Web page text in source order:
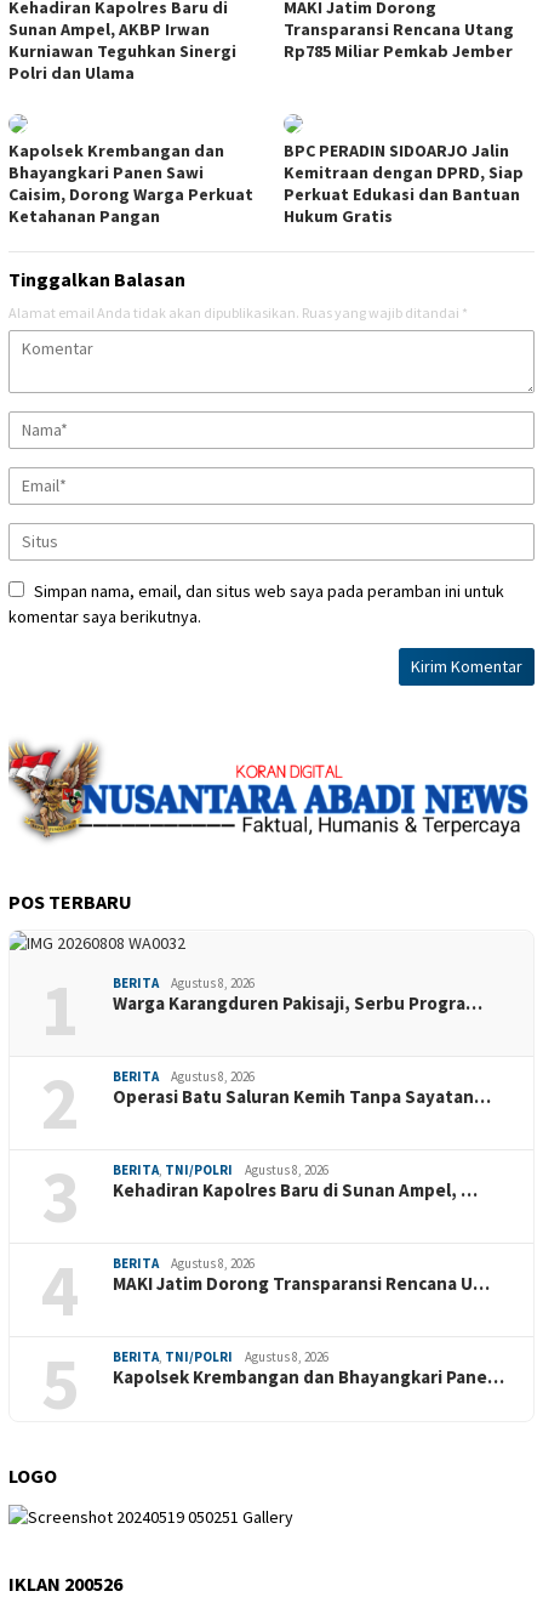
Kehadiran Kapolres Baru di
Sunan Ampel, AKBP Irwan
Kurniawan Teguhkan Sinergi
Polri dan Ulama
MAKI Jatim Dorong
Transparansi Rencana Utang
Rp785 Miliar Pemkab Jember
Kapolsek Krembangan dan
Bhayangkari Panen Sawi
Caisim, Dorong Warga Perkuat
Ketahanan Pangan
BPC PERADIN SIDOARJO Jalin
Kemitraan dengan DPRD, Siap
Perkuat Edukasi dan Bantuan
Hukum Gratis
Tinggalkan Balasan
Alamat email Anda tidak akan dipublikasikan. Ruas yang wajib ditandai *
Simpan nama, email, dan situs web saya pada peramban ini untuk
komentar saya berikutnya.
POS TERBARU
1 BERITA Agustus 8, 2026
Warga Karangduren Pakisaji, Serbu Progra…
2 BERITA Agustus 8, 2026
Operasi Batu Saluran Kemih Tanpa Sayatan…
3 BERITA TNI/POLRI Agustus 8, 2026
Kehadiran Kapolres Baru di Sunan Ampel, …
4 BERITA Agustus 8, 2026
MAKI Jatim Dorong Transparansi Rencana U…
5 BERITA TNI/POLRI Agustus 8, 2026
Kapolsek Krembangan dan Bhayangkari Pane…
LOGO
IKLAN 200526